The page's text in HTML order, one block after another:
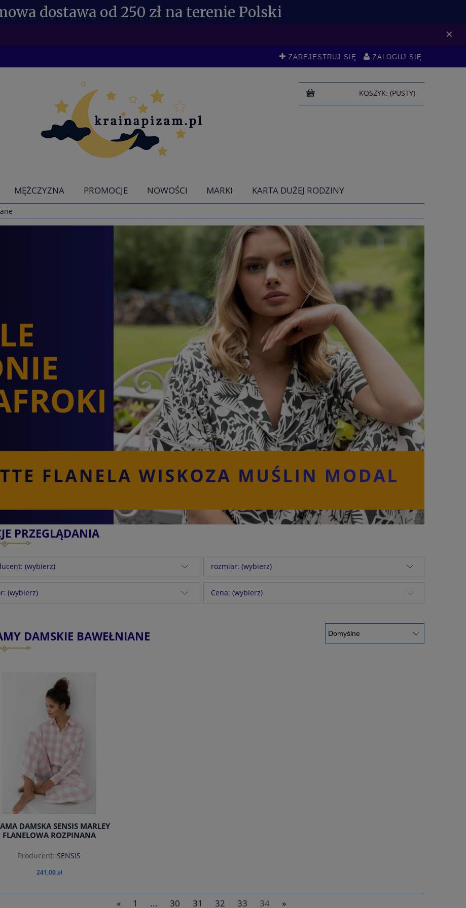
dostawa od 250 zł na terenie Polski
×
ZAREJESTRUJ SIĘ ZALOGUJ SIĘ
KOSZYK: (PUSTY)
MĘŻCZYZNA PROMOCJE NOWOŚCI MARKI
KARTA DUŻEJ RODZINY
PRZEGLĄDANIA
(wybierz) rozmiar: (wybierz)
(wybierz) Cena: (wybierz)
DAMSKIE BAWEŁNIANE
DAMSKA SENSIS MARLEY
FLANELOWA ROZPINANA
Producent: SENSIS
241,00 zł
« 1 ... 30 31 32 33 34 »